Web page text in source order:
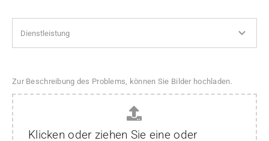
Zur Beschreibung des Problems, können Sie Bilder hochladen.
Klicken oder ziehen Sie eine oder